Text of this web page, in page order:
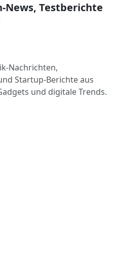
News, Testberichte
Nachrichten,
Startup-Berichte aus
und digitale Trends.